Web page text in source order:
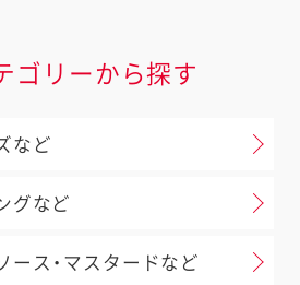
ゴリーから探す
など
グなど
ース・マスタードなど